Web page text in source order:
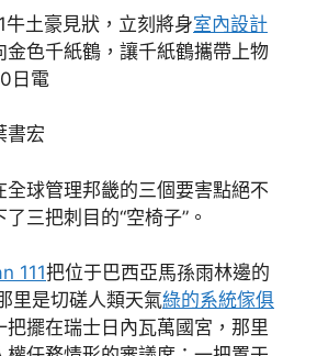
牛土豪見狀，立刻將身室內設計
金色千紙鶴，讓千紙鶴攜帶上物
日電
書宏
全球管理邦畿的三個要害點絕不
三把刺目的“空椅子”。
111把位于巴西亞馬孫雨林邊的
里是切磋人類天氣綠的系統傢俱
把擺在瑞士日內瓦萬國宮，那里